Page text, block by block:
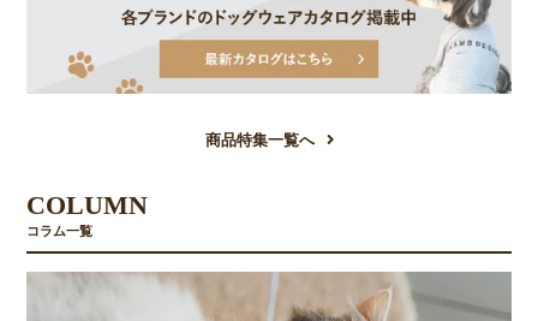
商品特集一覧へ
COLUMN
コラム一覧